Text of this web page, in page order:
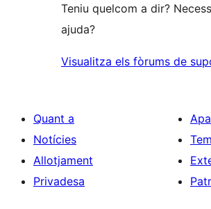
Teniu quelcom a dir?
ajuda?
Visualitza els fòrums de
Quant a
Notícies
Allotjament
Privadesa